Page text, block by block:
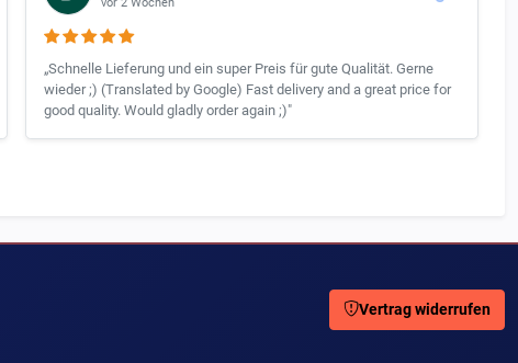
„Schnelle Lieferung und ein super Preis für gute Qualität. Gerne
wieder ;) (Translated by Google) Fast delivery and a great price for
good quality. Would gladly order again ;)"
Vertrag widerrufen